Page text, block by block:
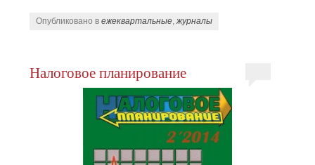
Опубликовано вежеквартальные ,журналы
Налоговое планирование